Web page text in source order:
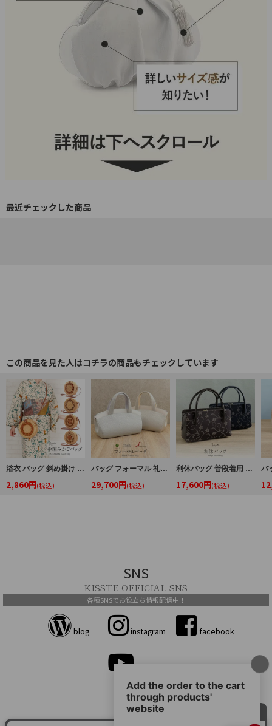
最近チェックした商品
この商品を見た人はコチラの商品もチェックしています
浴衣 バッグ 斜め掛け かご巾着 浴衣 バッグ レディース 和柄 黒かご 茶かご 浴衣バッグ 浴衣バック かごバック カゴ 籠 巾着 ベトナムバッグ
2,860円(税込)
バッグ フォーマル 礼装 Kissteオリジナル インナーマグネット シルバーグレー ゴールドベージュ 日本製
29,700円(税込)
利休バッグ 普段着用 カジュアル用 バッグ 牛革 刺繍 全2色 ネイビー ブラウン 紺 茶 花唐草 百華園 お茶席 茶会 利休 色無地 小紋 御召 紬
17,600円(税込)
SNS
- KISSTE OFFICIAL SNS -
各種SNSでお役立ち情報配信中！
blog instagram facebook